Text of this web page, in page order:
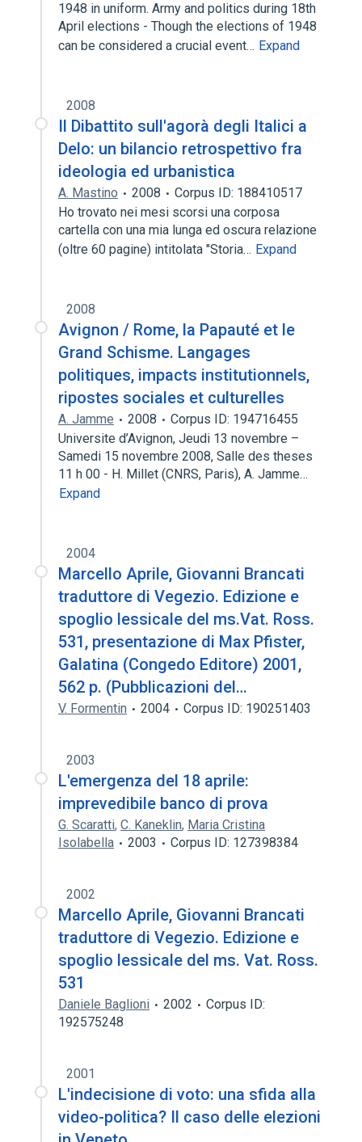
1948 in uniform. Army and politics during 18th
April elections - Though the elections of 1948
can be considered a crucial event… Expand
2008
Il Dibattito sull'agorà degli Italici a
Delo: un bilancio retrospettivo fra
ideologia ed urbanistica
A. Mastino 2008
Corpus ID: 188410517
Ho trovato nei mesi scorsi una corposa
cartella con una mia lunga ed oscura relazione
(oltre 60 pagine) intitolata "Storia… Expand
2008
Avignon / Rome, la Papauté et le
Grand Schisme. Langages
politiques, impacts institutionnels,
ripostes sociales et culturelles
A. Jamme 2008
Corpus ID: 194716455
Universite d’Avignon, Jeudi 13 novembre –
Samedi 15 novembre 2008, Salle des theses
11 h 00 - H. Millet (CNRS, Paris), A. Jamme…
Expand
2004
Marcello Aprile, Giovanni Brancati
traduttore di Vegezio. Edizione e
spoglio lessicale del ms.Vat. Ross.
531, presentazione di Max Pfister,
Galatina (Congedo Editore) 2001,
562 p. (Pubblicazioni del…
V. Formentin 2004 Corpus ID: 190251403
2003
L'emergenza del 18 aprile:
imprevedibile banco di prova
G. Scaratti, C. Kaneklin, Maria Cristina
Isolabella
2003 Corpus ID: 127398384
2002
Marcello Aprile, Giovanni Brancati
traduttore di Vegezio. Edizione e
spoglio lessicale del ms. Vat. Ross.
531
Daniele Baglioni 2002
Corpus ID:
192575248
2001
L'indecisione di voto: una sfida alla
video-politica? Il caso delle elezioni